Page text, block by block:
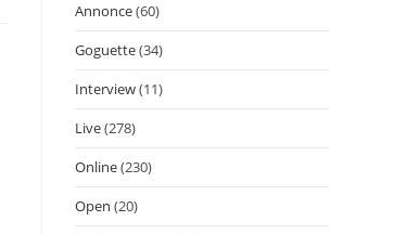
Annonce(60)
Goguette(34)
Interview(11)
Live(278)
Online(230)
Open (20)